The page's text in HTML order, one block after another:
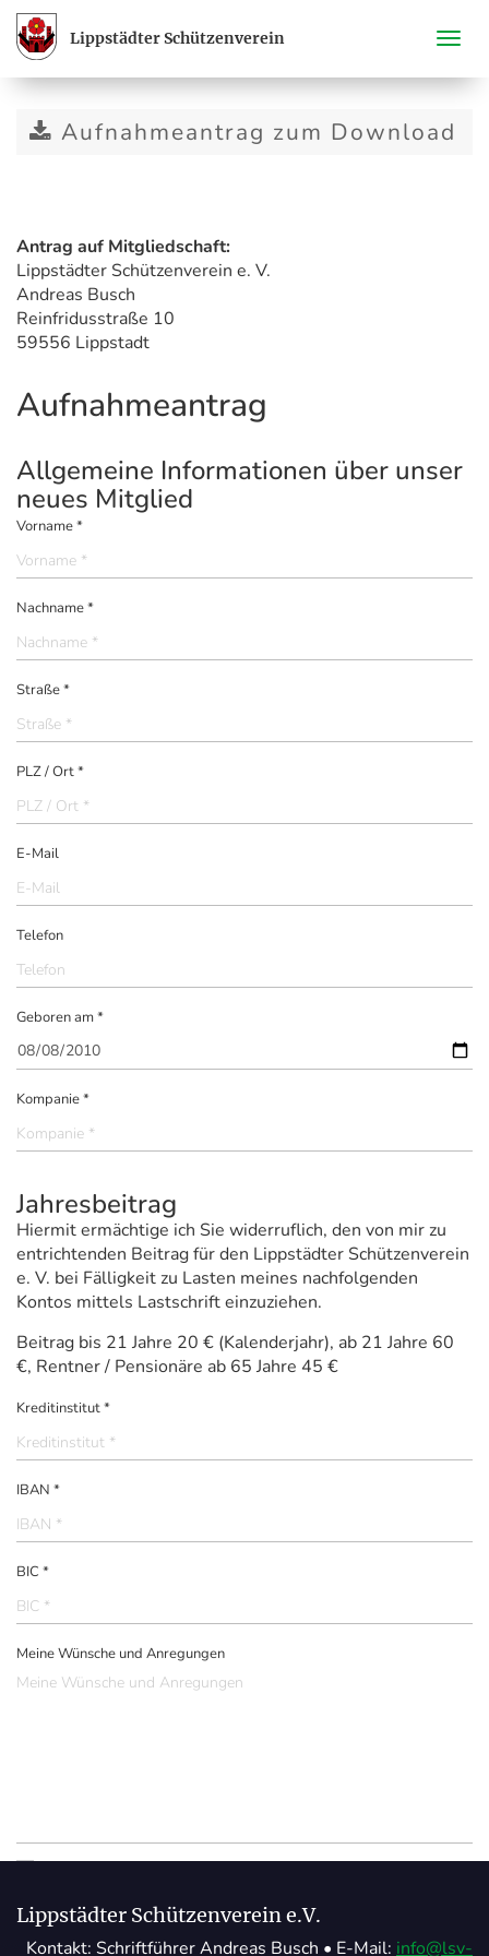
Lippstädter Schützenverein
Aufnahmeantrag zum Download
Antrag auf Mitgliedschaft:
Lippstädter Schützenverein e. V.
Andreas Busch
Reinfridusstraße 10
59556 Lippstadt
Aufnahmeantrag
Allgemeine Informationen über unser
neues Mitglied
Vorname *
Nachname *
Straße *
PLZ / Ort *
E-Mail
Telefon
Geboren am *
Kompanie *
Jahresbeitrag
Hiermit ermächtige ich Sie widerruflich, den von mir zu
entrichtenden Beitrag für den Lippstädter Schützenverein
e. V. bei Fälligkeit zu Lasten meines nachfolgenden
Kontos mittels Lastschrift einzuziehen.
Beitrag bis 21 Jahre 20 € (Kalenderjahr), ab 21 Jahre 60
€, Rentner / Pensionäre ab 65 Jahre 45 €
Kreditinstitut *
IBAN *
BIC *
Meine Wünsche und Anregungen
Lippstädter Schützenverein e.V.
Kontakt: Schriftführer Andreas Busch • E-Mail: info@lsv-